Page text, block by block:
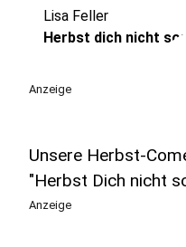
Lisa Feller
Herbst dich nicht so:
Anzeige
Unsere Herbst-
"Herbst Dich nicht
Anzeige